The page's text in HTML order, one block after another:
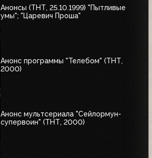
Анонсы (ТНТ, 25.10.1999) "Пытливые
умы"; "Царевич Проша"
Анонс программы "Телебом" (ТНТ,
2000)
Анонс мультсериала "Сейлормун-
супервоин" (ТНТ, 2000)